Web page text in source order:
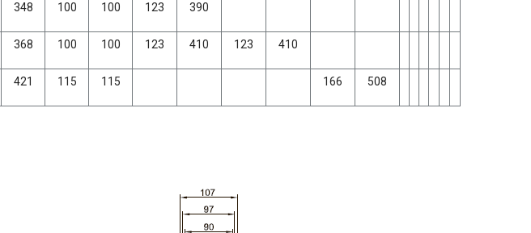
348 100 100 123 390
368 100 100 123 410 123 410
421 115 115 166 508